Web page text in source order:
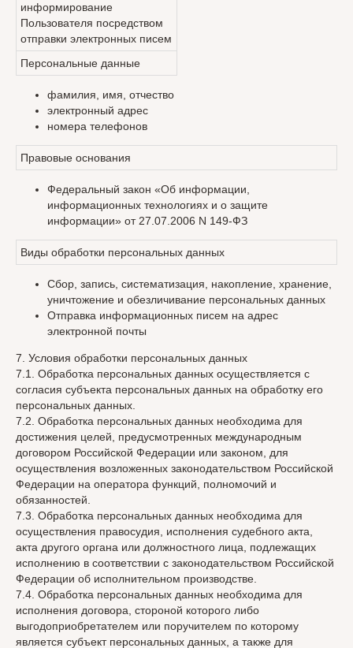
информирование
Пользователя посредством
отправки электронных писем
Персональные данные
фамилия, имя, отчество
электронный адрес
номера телефонов
Правовые основания
Федеральный закон «Об информации,
информационных технологиях и о защите
информации» от 27.07.2006 N 149-ФЗ
Виды обработки персональных данных
Сбор, запись, систематизация, накопление, хранение,
уничтожение и обезличивание персональных данных
Отправка информационных писем на адрес
электронной почты
7. Условия обработки персональных данных
7.1. Обработка персональных данных осуществляется с
согласия субъекта персональных данных на обработку его
персональных данных.
7.2. Обработка персональных данных необходима для
достижения целей, предусмотренных международным
договором Российской Федерации или законом, для
осуществления возложенных законодательством Российской
Федерации на оператора функций, полномочий и
обязанностей.
7.3. Обработка персональных данных необходима для
осуществления правосудия, исполнения судебного акта,
акта другого органа или должностного лица, подлежащих
исполнению в соответствии с законодательством Российской
Федерации об исполнительном производстве.
7.4. Обработка персональных данных необходима для
исполнения договора, стороной которого либо
выгодоприобретателем или поручителем по которому
является субъект персональных данных, а также для